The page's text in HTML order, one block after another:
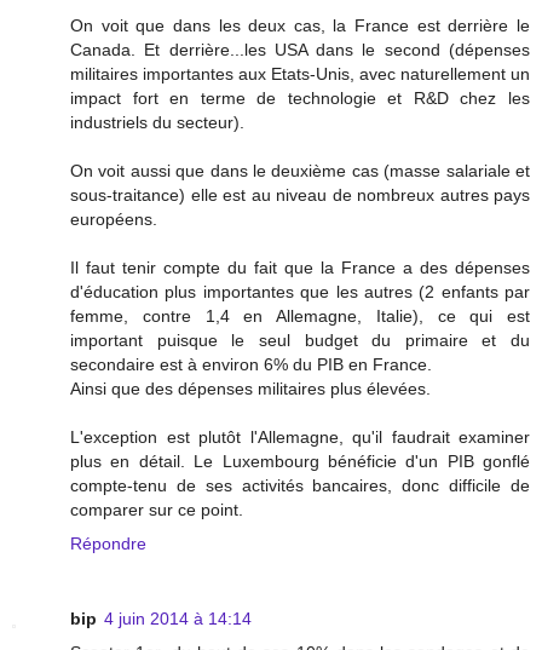
On voit que dans les deux cas, la France est derrière le
Canada. Et derrière...les USA dans le second (dépenses
militaires importantes aux Etats-Unis, avec naturellement un
impact fort en terme de technologie et R&D chez les
industriels du secteur).
On voit aussi que dans le deuxième cas (masse salariale et
sous-traitance) elle est au niveau de nombreux autres pays
européens.
Il faut tenir compte du fait que la France a des dépenses
d'éducation plus importantes que les autres (2 enfants par
femme, contre 1,4 en Allemagne, Italie), ce qui est
important puisque le seul budget du primaire et du
secondaire est à environ 6% du PIB en France.
Ainsi que des dépenses militaires plus élevées.
L'exception est plutôt l'Allemagne, qu'il faudrait examiner
plus en détail. Le Luxembourg bénéficie d'un PIB gonflé
compte-tenu de ses activités bancaires, donc difficile de
comparer sur ce point.
Répondre
bip 4 juin 2014 à 14:14